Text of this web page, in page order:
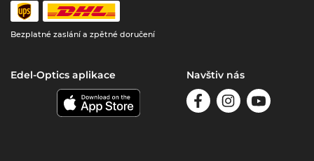
Bezplatné zaslání a zpětné doručení
Edel-Optics aplikace Navštiv nás